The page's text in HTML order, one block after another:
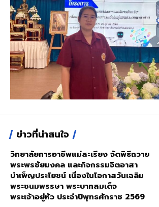
ข่าวที่น่าสนใจ
วิทยาลัยการอาชีพแม่สะเรียง จัดพิธีถวาย
พระพรชัยมงคล และกิจกรรมจิตอาสา
บำเพ็ญประโยชน์ เนื่องในโอกาสวันเฉลิม
พระชนมพรรษา พระบาทสมเด็จ
พระเจ้าอยู่หัว ประจำปีพุทธศักราช 2569